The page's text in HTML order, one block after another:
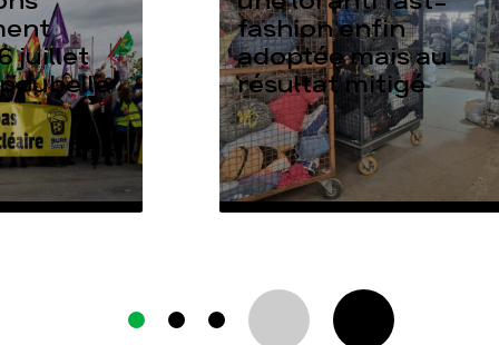
juillet
fashion enfin
adoptée mais au
résultat mitigé